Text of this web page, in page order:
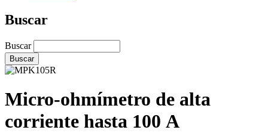
Buscar
Buscar
Micro-ohmímetro de alta
corriente hasta 100 A